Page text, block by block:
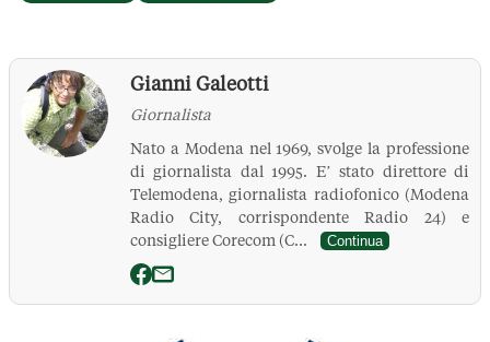
Gianni Galeotti
Giornalista
Nato a Modena nel 1969, svolge la professione
di giornalista dal 1995. E’ stato direttore di
Telemodena, giornalista radiofonico (Modena
Radio City, corrispondente Radio 24) e
consigliere Corecom (C...
Continua